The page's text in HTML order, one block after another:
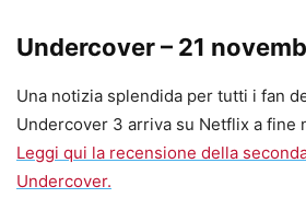
Undercover – 21
Una notizia splendida per tutti i fan
Undercover 3 arriva su Netflix a fine
Leggi qui la recensione della
Undercover.